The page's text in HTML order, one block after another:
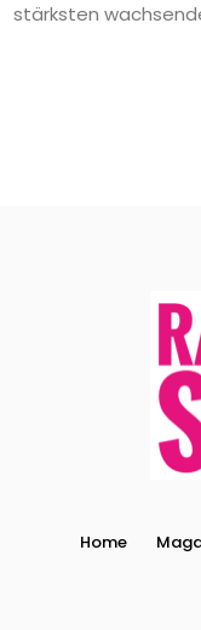
stärksten
Home